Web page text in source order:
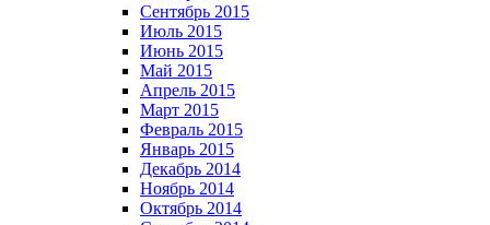
Сентябрь 2015
Июль 2015
Июнь 2015
Май 2015
Апрель 2015
Март 2015
Февраль 2015
Январь 2015
Декабрь 2014
Ноябрь 2014
Октябрь 2014